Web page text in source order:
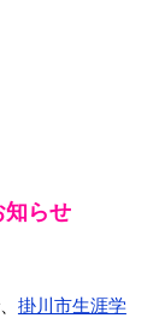
らせ
掛川市生涯学